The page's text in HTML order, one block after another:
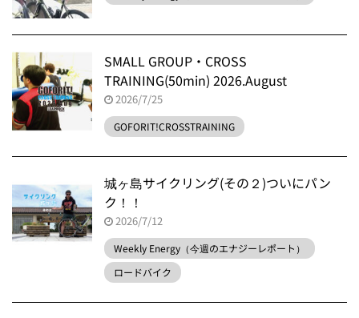
SMALL GROUP・CROSS
TRAINING(50min) 2026.August
2026/7/25
GOFORIT!CROSSTRAINING
城ヶ島サイクリング(その２)ついにパン
ク！！
2026/7/12
Weekly Energy（今週のエナジーレポート）
ロードバイク